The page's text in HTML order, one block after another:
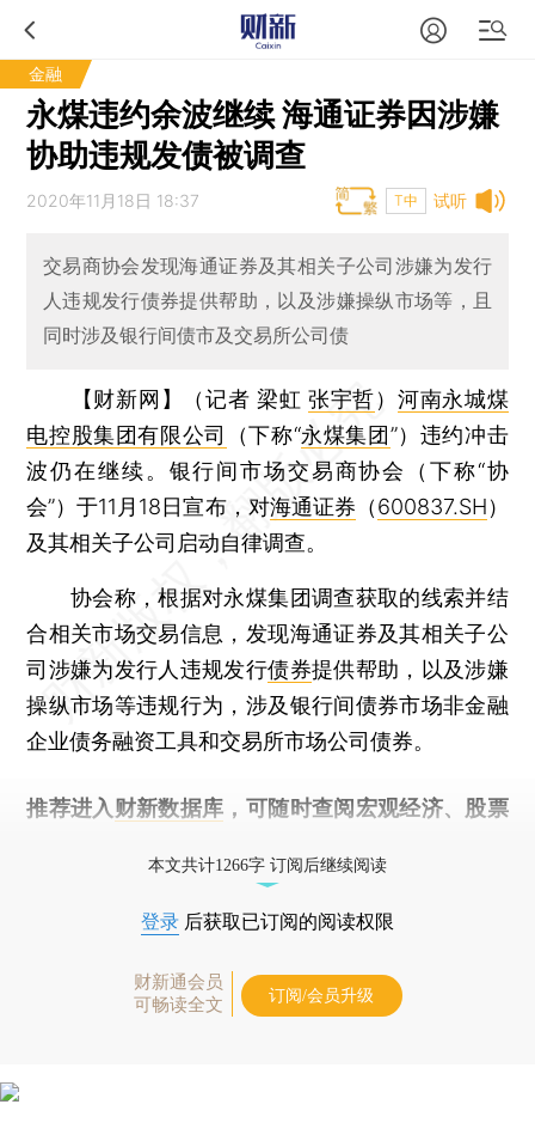
金融
永煤违约余波继续 海通证券因涉嫌
协助违规发债被调查
试听
2020年11月18日 18:37 T中
交易商协会发现海通证券及其相关子公司涉嫌为发行
人违规发行债券提供帮助，以及涉嫌操纵市场等，且
同时涉及银行间债市及交易所公司债
【财新网】（记者 梁虹张宇哲） 河南永城煤
电控股集团有限公司
（下称“永煤集团”）违约冲击
波仍在继续。银行间市场交易商协会（下称“协
会”）于11月18日宣布，对海通证券 （600837.SH）
及其相关子公司启动自律调查。
协会称，根据对永煤集团调查获取的线索并结
合相关市场交易信息，发现海通证券及其相关子公
司涉嫌为发行人违规发行债券提供帮助，以及涉嫌
操纵市场等违规行为，涉及银行间债券市场非金融
企业债务融资工具和交易所市场公司债券。
推荐进入 财新数据库 ，可随时查阅宏观经济、股票
本文共计1266字 订阅后继续阅读
登录 后获取已订阅的阅读权限
财新通会员
可畅读全文
订阅/会员升级